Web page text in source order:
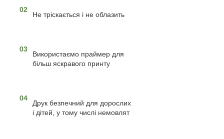
02
Не тріскається і не облазить
03
Використаємо праймер для
більш яскравого принту
04
Друк безпечний для дорослих
і дітей, у тому числі немовлят